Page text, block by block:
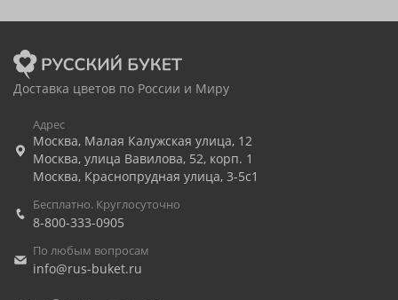
Доставка цветов по России и Миру
Адрес
Москва, Малая Калужская улица, 12
Москва, улица Вавилова, 52, корп. 1
Москва, Краснопрудная улица, 3-5с1
Бесплатно. Круглосуточно
8-800-333-0905
По любым вопросам
info@rus-buket.ru